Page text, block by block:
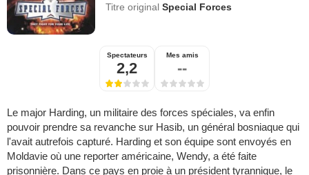
Titre originalSpecial Forces
Spectateurs
2,2
Mes amis
--
Le major Harding, un militaire des forces spéciales, va enfin
pouvoir prendre sa revanche sur Hasib, un général bosniaque qui
l'avait autrefois capturé. Harding et son équipe sont envoyés en
Moldavie où une reporter américaine, Wendy, a été faite
prisonnière. Dans ce pays en proie à un président tyrannique, le